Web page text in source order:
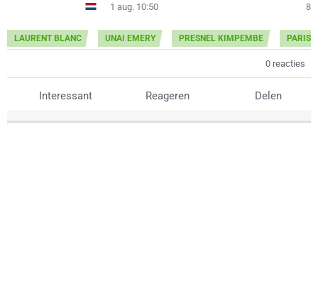
1 aug. 10:50 8
LAURENT BLANC UNAI EMERY PRESNEL KIMPEMBE PARIS
0 reacties
Interessant Reageren Delen